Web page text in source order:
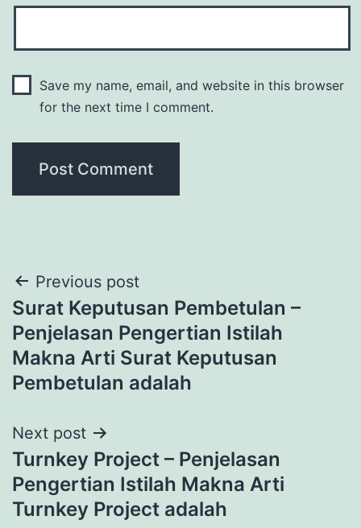
Save my name, email, and website in this browser
for the next time I comment.
Post
navigation
Previous post
Surat Keputusan Pembetulan –
Penjelasan Pengertian Istilah
Makna Arti Surat Keputusan
Pembetulan adalah
Next post
Turnkey Project – Penjelasan
Pengertian Istilah Makna Arti
Turnkey Project adalah